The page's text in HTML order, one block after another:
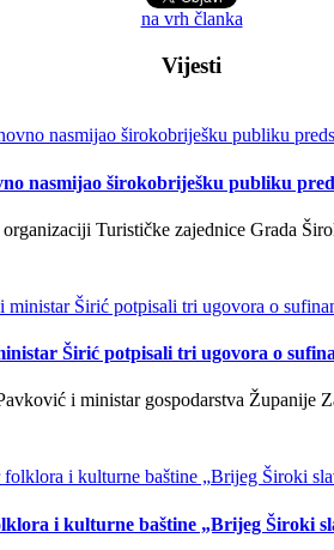
na vrh članka
Vijesti
nasmijao širokobriješku publiku
Turističke zajednice Grada
Širić potpisali tri ugovora o
i ministar gospodarstva Županije
i kulturne baštine „Brijeg Široki